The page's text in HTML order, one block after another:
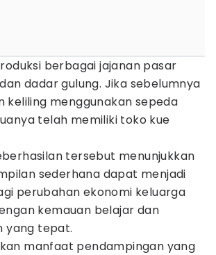
berbagai jajanan pasar
dadar gulung. Jika sebelumnya
keliling menggunakan sepeda
telah memiliki toko kue
tersebut menunjukkan
sederhana dapat menjadi
perubahan ekonomi keluarga
kemauan belajar dan
yang tepat.
manfaat pendampingan yang